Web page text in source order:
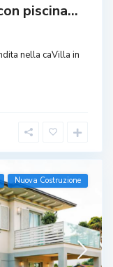
piscina...
nella caVilla in
Nuova Costruzione